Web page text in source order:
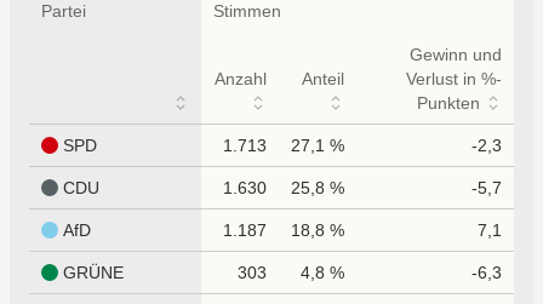
Partei Stimmen
Anzahl Anteil
Gewinn und
Verlust in %-
Punkten
SPD 1.713 27,1 % -2,3
CDU 1.630 25,8 % -5,7
AfD 1.187 18,8 % 7,1
GRÜNE 303 4,8 % -6,3